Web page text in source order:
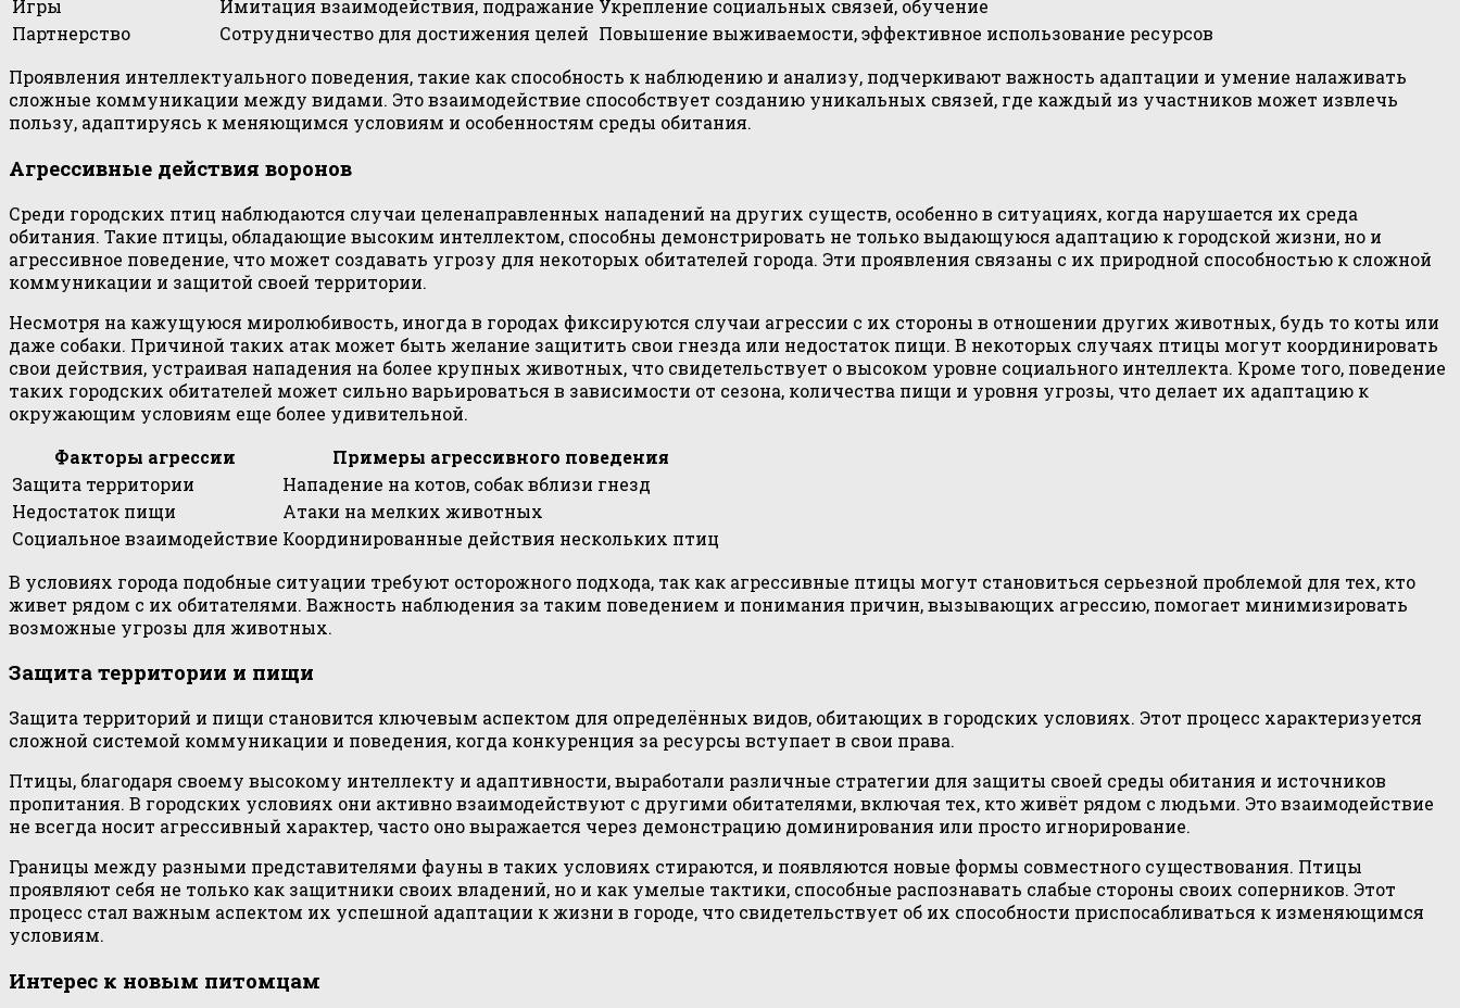
Игры
Имитация взаимодействия, подражание Укрепление социальных связей, обучение
Партнерство
Сотрудничество для достижения целей Повышение выживаемости, эффективное использование ресурсов
Проявления интеллектуального поведения, такие как способность к наблюдению и анализу, подчеркивают важность адаптации и умение налаживать
сложные коммуникации между видами. Это взаимодействие способствует созданию уникальных связей, где каждый из участников может извлечь
пользу, адаптируясь к меняющимся условиям и особенностям среды обитания.
Агрессивные действия воронов
Среди городских птиц наблюдаются случаи целенаправленных нападений на других существ, особенно в ситуациях, когда нарушается их среда
обитания. Такие птицы, обладающие высоким интеллектом, способны демонстрировать не только выдающуюся адаптацию к городской жизни, но и
агрессивное поведение, что может создавать угрозу для некоторых обитателей города. Эти проявления связаны с их природной способностью к сложной
коммуникации и защитой своей территории.
Несмотря на кажущуюся миролюбивость, иногда в городах фиксируются случаи агрессии с их стороны в отношении других животных, будь то коты или
даже собаки. Причиной таких атак может быть желание защитить свои гнезда или недостаток пищи. В некоторых случаях птицы могут координировать
свои действия, устраивая нападения на более крупных животных, что свидетельствует о высоком уровне социального интеллекта. Кроме того, поведение
таких городских обитателей может сильно варьироваться в зависимости от сезона, количества пищи и уровня угрозы, что делает их адаптацию к
окружающим условиям еще более удивительной.
Факторы агрессии
Примеры агрессивного поведения
Защита территории
Нападение на котов, собак вблизи гнезд
Недостаток пищи
Атаки на мелких животных
Социальное взаимодействие Координированные действия нескольких птиц
В условиях города подобные ситуации требуют осторожного подхода, так как агрессивные птицы могут становиться серьезной проблемой для тех, кто
живет рядом с их обитателями. Важность наблюдения за таким поведением и понимания причин, вызывающих агрессию, помогает минимизировать
возможные угрозы для животных.
Защита территории и пищи
Защита территорий и пищи становится ключевым аспектом для определённых видов, обитающих в городских условиях. Этот процесс характеризуется
сложной системой коммуникации и поведения, когда конкуренция за ресурсы вступает в свои права.
Птицы, благодаря своему высокому интеллекту и адаптивности, выработали различные стратегии для защиты своей среды обитания и источников
пропитания. В городских условиях они активно взаимодействуют с другими обитателями, включая тех, кто живёт рядом с людьми. Это взаимодействие
не всегда носит агрессивный характер, часто оно выражается через демонстрацию доминирования или просто игнорирование.
Границы между разными представителями фауны в таких условиях стираются, и появляются новые формы совместного существования. Птицы
проявляют себя не только как защитники своих владений, но и как умелые тактики, способные распознавать слабые стороны своих соперников. Этот
процесс стал важным аспектом их успешной адаптации к жизни в городе, что свидетельствует об их способности приспосабливаться к изменяющимся
условиям.
Интерес к новым питомцам